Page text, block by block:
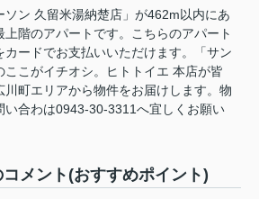
ソン 久留米湯納楚店」が462m以内にあ
上階のアパートです。こちらのアパート
カードでお支払いいただけます。「サン
ここがイチオシ。ヒトトイエ 本店が皆
川町エリアから物件をお届けします。物
い合わは0943-30-3311へ宜しくお願い
メント(おすすめポイント)